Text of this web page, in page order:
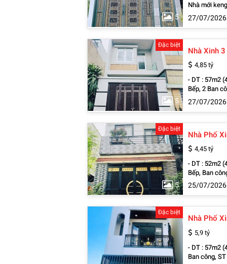
5
Nhà mới
Mối Nông
Gần KCX
27/07/2026
5
Đặc biệt
4,85 tỷ
- DT : 57m2
Bếp, 2 Ban
Gần Chợ
Food, CoopMart , Gần KCX Linh Trung 2, KCN Đồng An, KCN Bình Chiểu, KCN
27/07/2026
5
Đặc biệt
Nhà Phố
4,45 tỷ
- DT : 52m2
Bếp, Ban
QL13, Gò
Xanh, Co.op Food, CoopMart , Gần KCX
25/07/2026
Đặc biệt
Nhà Phố
5,9 tỷ
- DT : 57m2
Ban công,